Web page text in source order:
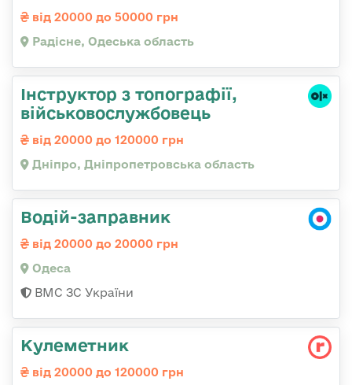
від 20000 до 50000 грн
Радісне, Одеська область
Інструктор з топографії,
військовослужбовець
від 20000 до 120000 грн
Дніпро, Дніпропетровська область
Водій-заправник
від 20000 до 20000 грн
Одеса
ВМС ЗС України
Кулеметник
від 20000 до 120000 грн